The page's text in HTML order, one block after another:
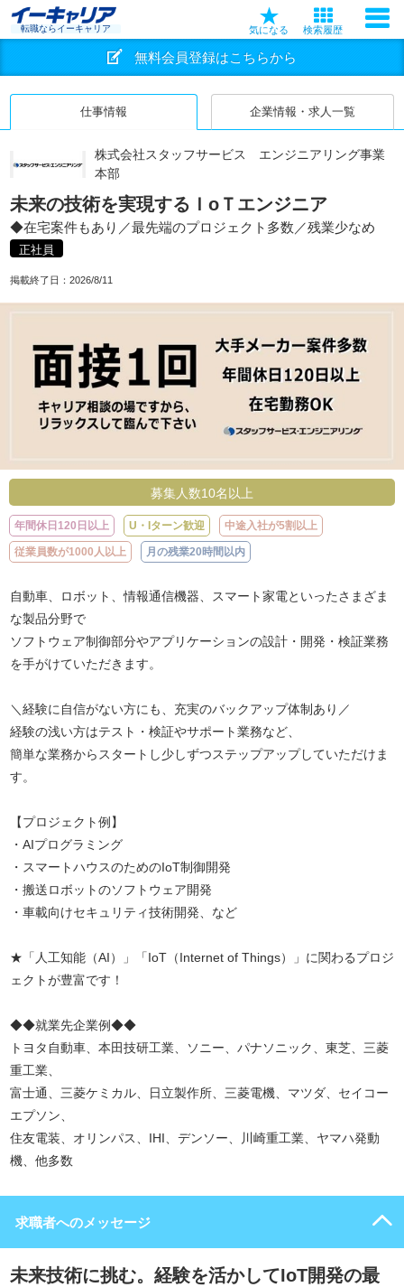
転職ならイーキャリア 気になる 検索履歴
無料会員登録はこちらから
仕事情報 企業情報・求人一覧
株式会社スタッフサービス エンジニアリング事業
本部
未来の技術を実現するＩoＴエンジニア
◆在宅案件もあり／最先端のプロジェクト多数／残業少なめ
正社員
掲載終了日： 2026/8/11
募集人数10名以上
年間休日120日以上 U・Iターン歓迎 中途入社が5割以上
従業員数が1000人以上 月の残業20時間以内
自動車、ロボット、情報通信機器、スマート家電といったさまざま
な製品分野で
ソフトウェア制御部分やアプリケーションの設計・開発・検証業務
を手がけていただきます。
＼経験に自信がない方にも、充実のバックアップ体制あり／
経験の浅い方はテスト・検証やサポート業務など、
簡単な業務からスタートし少しずつステップアップしていただけま
す。
【プロジェクト例】
・AIプログラミング
・スマートハウスのためのIoT制御開発
・搬送ロボットのソフトウェア開発
・車載向けセキュリティ技術開発、など
★「人工知能（AI）」「IoT（Internet of Things）」に関わるプロジ
ェクトが豊富です！
◆◆就業先企業例◆◆
トヨタ自動車、本田技研工業、ソニー、パナソニック、東芝、三菱
重工業、
富士通、三菱ケミカル、日立製作所、三菱電機、マツダ、セイコー
エプソン、
住友電装、オリンパス、IHI、デンソー、川崎重工業、ヤマハ発動
機、他多数
求職者へのメッセージ
未来技術に挑む。経験を活かしてIoT開発の最